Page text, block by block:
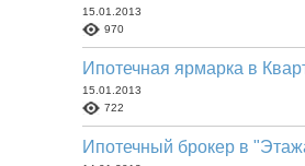
15.01.2013
970
Ипотечная ярмарка в
15.01.2013
722
Ипотечный брокер в